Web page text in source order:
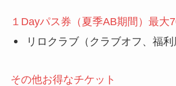
１Dayパス券（夏季AB期間）最大
リロクラブ（クラブオフ、福利
その他お得なチケット